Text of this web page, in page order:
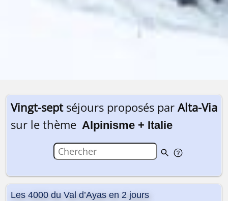
Vingt-septséjours proposés par Alta-Via
sur le thème Alpinisme + Italie
Les 4000 du Val d’Ayas en 2 jours